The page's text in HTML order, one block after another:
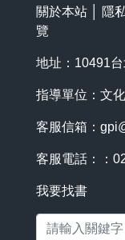
關於本站 隱
覽
地址：10491
指導單位：文
客服信箱：
客服電話：：
我要找書